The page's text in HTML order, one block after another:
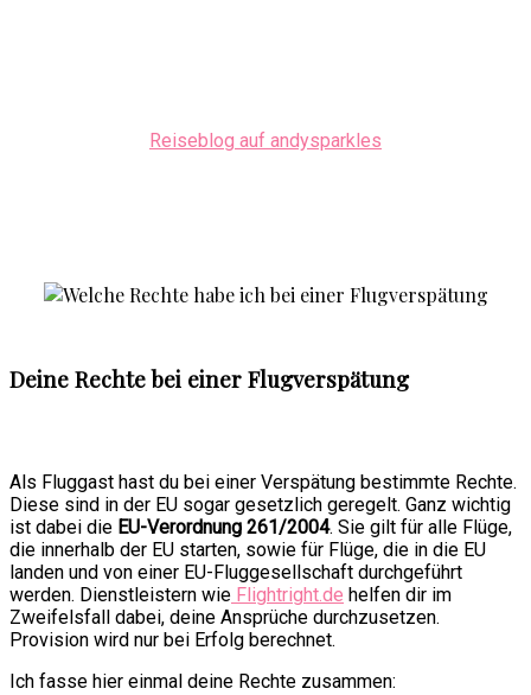
Reiseblog auf andysparkles
Deine Rechte bei einer Flugverspätung
Als Fluggast hast du bei einer Verspätung bestimmte Rechte.
Diese sind in der EU sogar gesetzlich geregelt. Ganz wichtig
ist dabei die EU-Verordnung 261/2004. Sie gilt für alle Flüge,
die innerhalb der EU starten, sowie für Flüge, die in die EU
landen und von einer EU-Fluggesellschaft durchgeführt
werden. Dienstleistern wie Flightright.de helfen dir im
Zweifelsfall dabei, deine Ansprüche durchzusetzen.
Provision wird nur bei Erfolg berechnet.
Ich fasse hier einmal deine Rechte zusammen: